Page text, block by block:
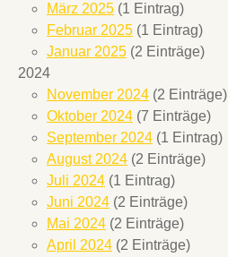
März 2025 (1 Eintrag)
Februar 2025 (1 Eintrag)
Januar 2025 (2 Einträge)
2024
November 2024 (2 Einträge)
Oktober 2024 (7 Einträge)
September 2024 (1 Eintrag)
August 2024 (2 Einträge)
Juli 2024 (1 Eintrag)
Juni 2024 (2 Einträge)
Mai 2024 (2 Einträge)
April 2024 (2 Einträge)